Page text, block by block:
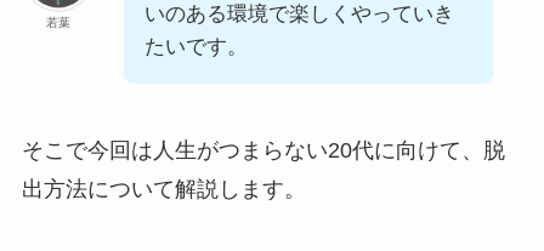
若葉
いのある環境で楽しくやっていき
たいです。
そこで今回は人生がつまらない20代に向けて、脱
出方法について解説します。